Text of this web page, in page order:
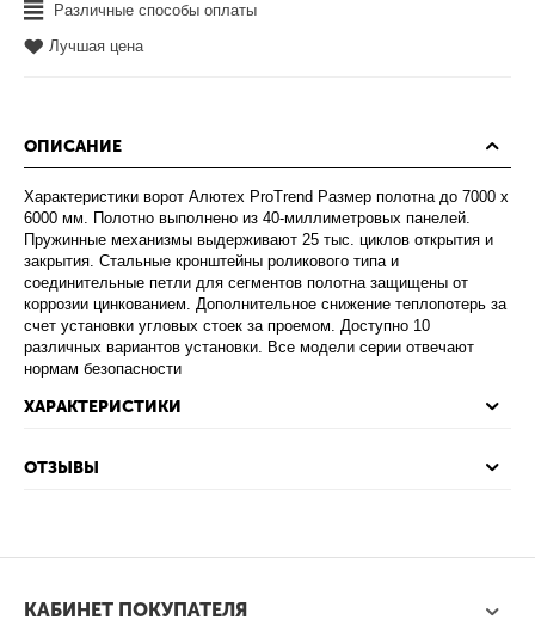
Различные способы оплаты
Лучшая цена
ОПИСАНИЕ
Характеристики ворот Алютех ProTrend Размер полотна до 7000 х
6000 мм. Полотно выполнено из 40-миллиметровых панелей.
Пружинные механизмы выдерживают 25 тыс. циклов открытия и
закрытия. Стальные кронштейны роликового типа и
соединительные петли для сегментов полотна защищены от
коррозии цинкованием. Дополнительное снижение теплопотерь за
счет установки угловых стоек за проемом. Доступно 10
различных вариантов установки. Все модели серии отвечают
нормам безопасности
ХАРАКТЕРИСТИКИ
ОТЗЫВЫ
КАБИНЕТ ПОКУПАТЕЛЯ